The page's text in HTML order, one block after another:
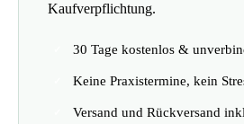
Kaufverpflichtung.
30 Tage kostenlos &
Keine Praxistermine, kein
Versand und Rückversand